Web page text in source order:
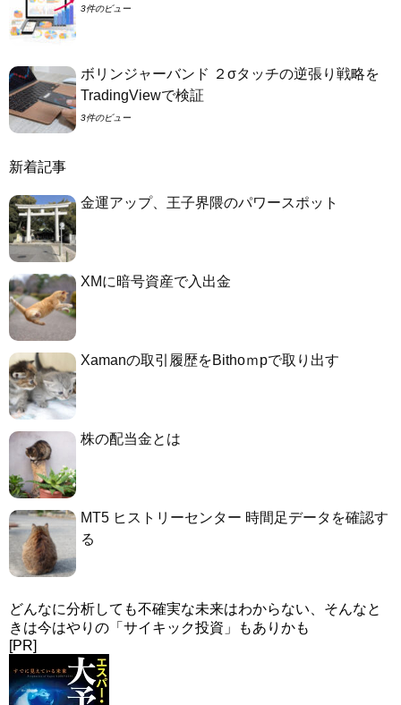
3件のビュー
ボリンジャーバンド ２σタッチの逆張り戦略を
TradingViewで検証
3件のビュー
新着記事
金運アップ、王子界隈のパワースポット
XMに暗号資産で入出金
Xamanの取引履歴をBithoｍpで取り出す
株の配当金とは
MT5 ヒストリーセンター 時間足データを確認す
る
どんなに分析しても不確実な未来はわからない、そんなと
きは今はやりの「サイキック投資」もありかも
[PR]